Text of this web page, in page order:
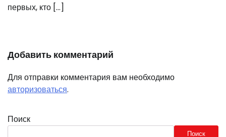
первых, кто […]
Добавить комментарий
Для отправки комментария вам необходимо
авторизоваться.
Поиск
Поиск